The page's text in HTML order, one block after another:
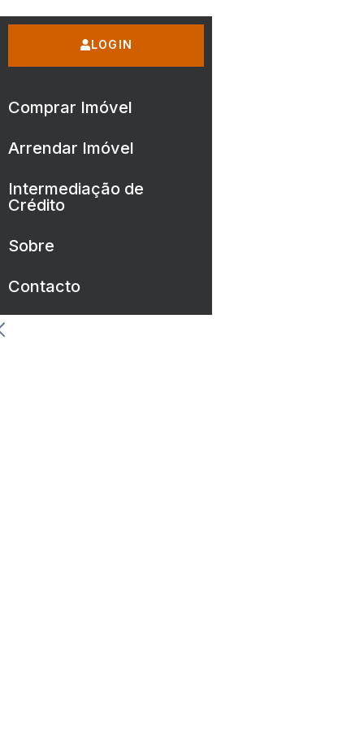
LOGIN
Comprar Imóvel
Arrendar Imóvel
Intermediação de
Crédito
Sobre
Contacto